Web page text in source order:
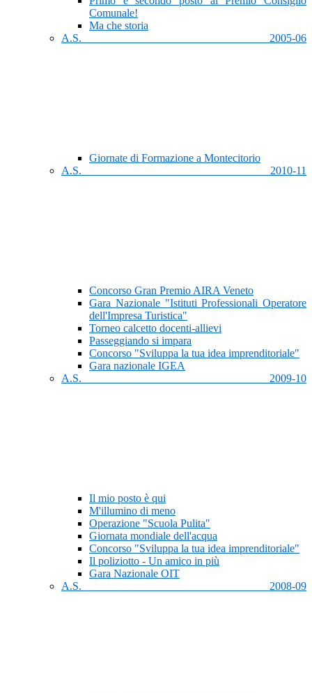
Comunale!
Ma che storia
A.S. 2005-06
Giornate di Formazione a Montecitorio
A.S. 2010-11
Concorso Gran Premio AIRA Veneto
Gara Nazionale "Istituti Professionali Operatore
dell'Impresa Turistica"
Torneo calcetto docenti-allievi
Passeggiando si impara
Concorso "Sviluppa la tua idea imprenditoriale"
Gara nazionale IGEA
A.S. 2009-10
Il mio posto è qui
M'illumino di meno
Operazione "Scuola Pulita"
Giornata mondiale dell'acqua
Concorso "Sviluppa la tua idea imprenditoriale"
Il poliziotto - Un amico in più
Gara Nazionale OIT
A.S. 2008-09